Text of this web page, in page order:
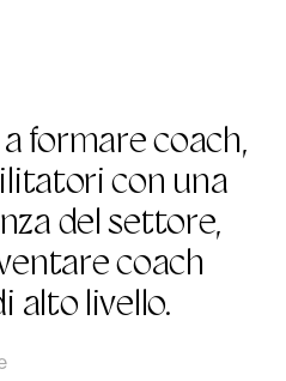
formare coach,
con una
del settore,
coach
alto livello.